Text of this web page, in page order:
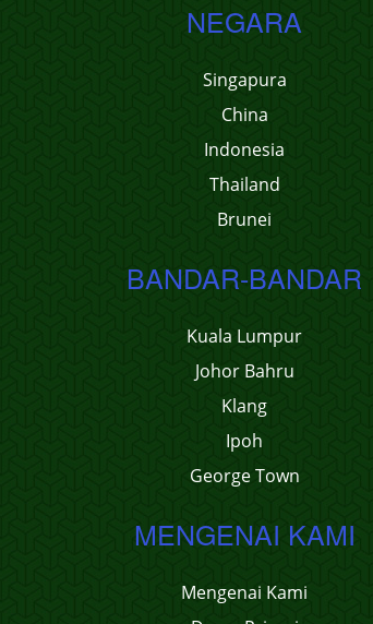
NEGARA
Singapura
China
Indonesia
Thailand
Brunei
BANDAR-BANDAR
Kuala Lumpur
Johor Bahru
Klang
Ipoh
George Town
MENGENAI KAMI
Mengenai Kami